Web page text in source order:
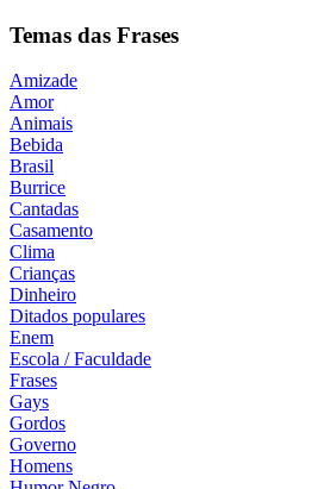
Temas das Frases
Amizade
Amor
Animais
Bebida
Brasil
Burrice
Cantadas
Casamento
Clima
Crianças
Dinheiro
Ditados populares
Enem
Escola / Faculdade
Frases
Gays
Gordos
Governo
Homens